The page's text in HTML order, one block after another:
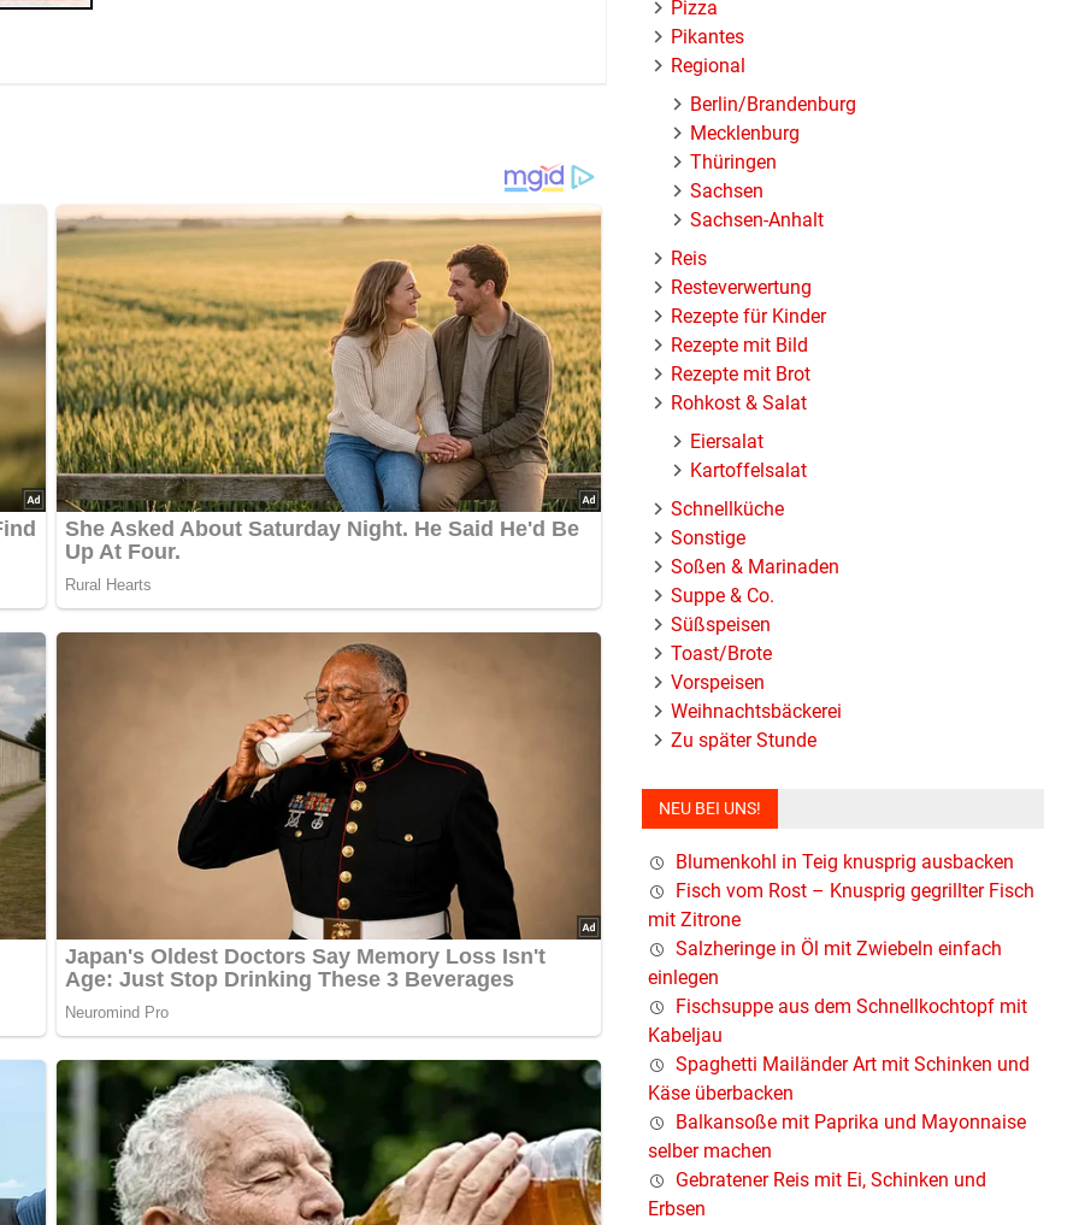
Pizza
Pikantes
Regional
Berlin/Brandenburg
Mecklenburg
Thüringen
Sachsen
Sachsen-Anhalt
Reis
Resteverwertung
Rezepte für Kinder
Rezepte mit Bild
Rezepte mit Brot
Rohkost & Salat
Eiersalat
Kartoffelsalat
Schnellküche
Sonstige
Soßen & Marinaden
Suppe & Co.
Süßspeisen
Toast/Brote
Vorspeisen
Weihnachtsbäckerei
Zu später Stunde
NEU BEI UNS!
Blumenkohl in Teig knusprig ausbacken
Fisch vom Rost – Knusprig gegrillter Fisch
mit Zitrone
Salzheringe in Öl mit Zwiebeln einfach
einlegen
Fischsuppe aus dem Schnellkochtopf mit
Kabeljau
Spaghetti Mailänder Art mit Schinken und
Käse überbacken
Balkansoße mit Paprika und Mayonnaise
selber machen
Gebratener Reis mit Ei, Schinken und
Erbsen